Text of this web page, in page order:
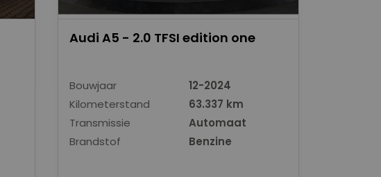
Audi A5 - 2.0 TFSI edition one
Bouwjaar
12-2024
Kilometerstand
63.337 km
Transmissie
Automaat
Brandstof
Benzine